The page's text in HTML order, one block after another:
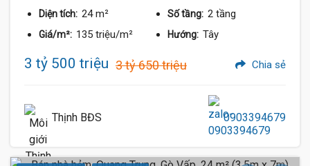
Diện tích: 24 m² Số tầng: 2 tầng
Giá/m²: 135 triệu/m² Hướng: Tây
3 tỷ 500 triệu 3 tỷ 650 triệu Chia sẻ
Thịnh BĐS 0903394679